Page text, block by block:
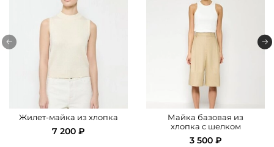
Жилет-майка из хлопка
7 200 ₽
Майка базовая из
хлопка с шелком
3 500 ₽